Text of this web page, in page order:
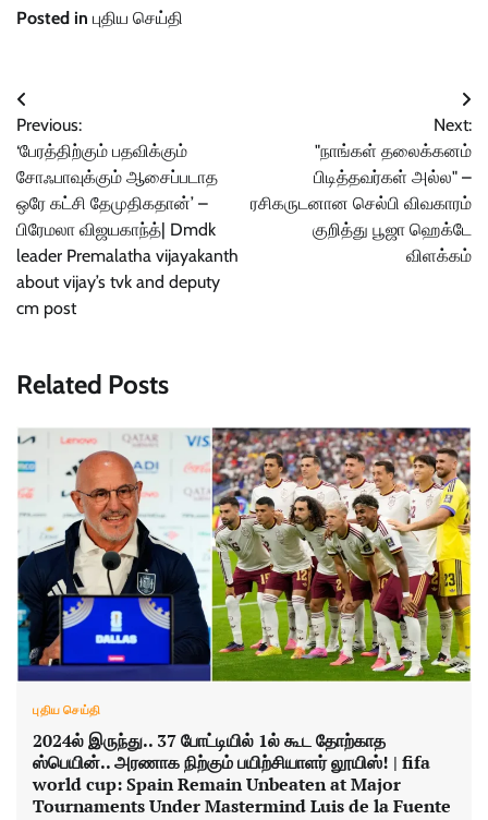
Posted in புதிய செய்தி
Post
navigation
Previous:
‘பேரத்திற்கும் பதவிக்கும்
சோஃபாவுக்கும் ஆசைப்படாத
ஒரே கட்சி தேமுதிகதான்’ –
பிரேமலா விஜயகாந்த்| Dmdk
leader Premalatha vijayakanth
about vijay’s tvk and deputy
cm post
Next:
"நாங்கள் தலைக்கனம்
பிடித்தவர்கள் அல்ல" –
ரசிகருடனான செல்பி விவகாரம்
குறித்து பூஜா ஹெக்டே
விளக்கம்
Related Posts
புதிய செய்தி
2024ல் இருந்து.. 37 போட்டியில் 1ல் கூட தோற்காத
ஸ்பெயின்.. அரணாக நிற்கும் பயிற்சியாளர் லூயிஸ்! | fifa
world cup: Spain Remain Unbeaten at Major
Tournaments Under Mastermind Luis de la Fuente